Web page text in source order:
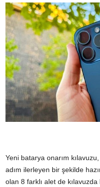
Yeni batarya onarım
adım ilerleyen bir şekilde
olan 8 farklı alet de